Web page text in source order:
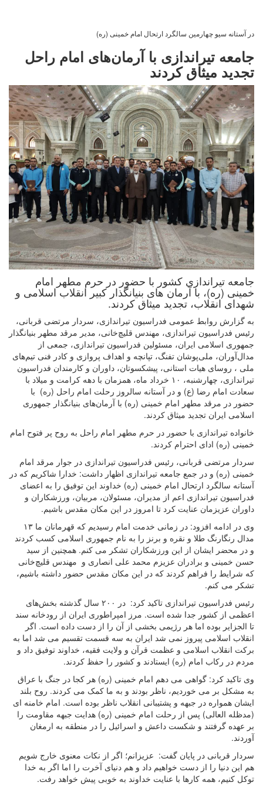
در آستانه سیو چهارمین سالگرد ارتحال امام خمینی (ره)
جامعه تیراندازی با آرمان‌های امام راحل
تجدید میثاق کردند
جامعه تیراندازی کشور با حضور در حرم مطهر امام
خمینی (ره)، با آرمان های بنیانگذار کبیر انقلاب اسلامی و
شهدای انقلاب، تجدید میثاق کردند.
به گزارش روابط عمومی فدراسیون تیراندازی، سردار مرتضی قربانی،
رئیس فدراسیون تیراندازی، مهندس قلیچ‌خانی، مدير مرقد مطهر بنيانگذار
جمهوری اسلامی ایران، مسئولین فدراسیون تیراندازی، جمعی از
مدال‌آوران، ملی‌پوشان تفنگ، تپانچه و اهداف پروازی و کادر فنی تیم‌های
ملی ، روسای هیات استانی، پیشکسوتان، داوران و کارمندان فدراسیون
تیراندازی، چهارشنبه، ۱۰ خرداد ماه، همزمان با دهه کرامت و میلاد با
سعادت امام رضا (ع) و در آستانه سالروز رحلت امام راحل (ره) با
حضور در مرقد مطهر امام خمینی (ره) با آرمان‌های بنیانگذار جمهوری
اسلامی ایران تجدید میثاق کردند.
خانواده تیراندازی با حضور در حرم مطهر امام راحل به روح پر فتوح امام
خمینی (ره) ادای احترام کردند.
سردار مرتضی قربانی، رئیس فدراسیون تیراندازی در جوار مرقد امام
خمینی (ره) و در جمع جامعه تیراندازی اظهار داشت: خدارا شاکریم که در
آستانه سالگرد ارتحال امام خمینی (ره) خداوند این توفیق را به اعضای
فدراسیون تیراندازی اعم از مدیران، مسئولان، مربیان، ورزشکاران و
داوران عزیزمان عنایت کرد تا امروز در این مکان مقدس باشیم.
وی در ادامه افزود: در زمانی خدمت امام رسیدیم که قهرمانان ما ۱۳
مدال رنگارنگ طلا و نقره و برنز را به نام جمهوری اسلامی کسب کردند
و در محضر ایشان از این ورزشکاران تشکر می کنم.‌ همچنین از سید
حسن خمینی و برادران عزیزم محمد علی انصاری و مهندس قلیچ‌خانی
که شرایط را فراهم کردند که در این مکان مقدس حضور داشته باشیم،
تشکر می کنم.
رئیس فدراسیون تیراندازی تاکید کرد: در ۲۰۰ سال گذشته بخش‌های
اعظمی از کشور جدا شده است. مرز امپراطوری ایران از رودخانه سند
تا الجزایر بوده اما هر رژیمی بخشی از آن را از دست داده است. اگر
انقلاب اسلامی پیروز نمی شد ایران به سه قسمت تقسیم می شد اما به
برکت انقلاب اسلامی و عظمت قرآن و ولایت فقیه، خداوند توفیق داد و
مردم در رکاب امام (ره) ایستادند و کشور را حفظ کردند.
وی تاکید کرد: گواهی می دهم امام خمینی (ره) هر کجا در جنگ با عراق
به مشکل بر می خوردیم، ناظر بودند و به ما کمک می کردند. روح بلند
ایشان همواره در جبهه و پشتیبانی انقلاب ناظر بوده است. امام خامنه ای
(مدظله العالی) پس از رحلت امام خمینی (ره) هدایت جبهه مقاومت را
بر عهده گرفتند و شکست داعش و اسرائیل را در منطقه به ارمغان
آوردند.
سردار قربانی در پایان گفت: عزیزانم؛ اگر از نکات معنوی خارج شویم
هم این دنیا را از دست خواهیم داد و هم دنیای آخرت را اما اگر به خدا
توکل کنیم، همه کارها با عنایت خداوند به خوبی پیش خواهد رفت.